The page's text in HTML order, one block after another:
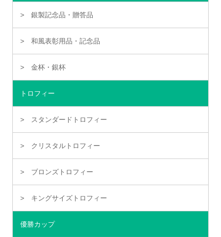
銀製記念品・贈答品
和風表彰用品・記念品
金杯・銀杯
トロフィー
スタンダードトロフィー
クリスタルトロフィー
ブロンズトロフィー
キングサイズトロフィー
優勝カップ